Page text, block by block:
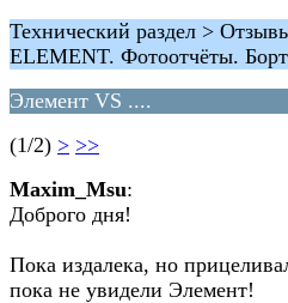
Технический раздел >
ELEMENT. Фотоотчёты.
Элемент VS ....
(1/2) > >>
Maxim_Msu:
Доброго дня!
Пока издалека, но
пока не увидели Элемент!